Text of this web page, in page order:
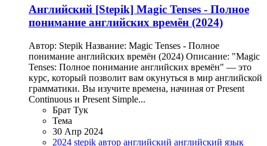
Английский [Stepik] Magic Tenses - Полное
понимание английских времён (2024)
Автор: Stepik Название: Magic Tenses - Полное
понимание английских времён (2024) Описание: "Magic
Tenses: Полное понимание английских времён" — это
курс, который позволит вам окунуться в мир английской
грамматики. Вы изучите времена, начиная от Present
Continuous и Present Simple...
Брат Тук
Тема
30 Апр 2024
2024 stepik автор английский английский язык